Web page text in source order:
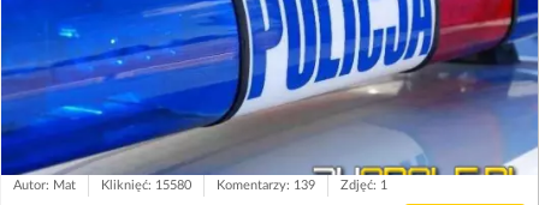
Autor: Mat Kliknięć: 15580 Komentarzy: 139 Zdjęć: 1